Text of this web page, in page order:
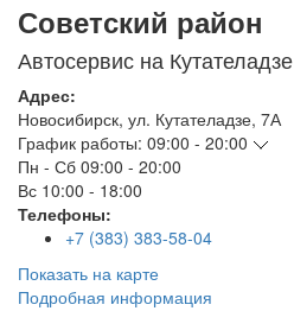
Советский район
Автосервис на Кутателадзе
Адрес:
Новосибирск, ул. Кутателадзе, 7А
График работы: 09:00 - 20:00
Пн - Сб 09:00 - 20:00
Вс 10:00 - 18:00
Телефоны:
+7 (383) 383-58-04
Показать на карте
Подробная информация